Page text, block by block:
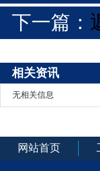
下一篇：
相关资讯
无相关信息
网站首页